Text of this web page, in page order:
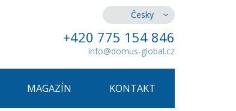
Česky
+420 775 154 846
info@domus-global.cz
MAGAZÍN KONTAKT